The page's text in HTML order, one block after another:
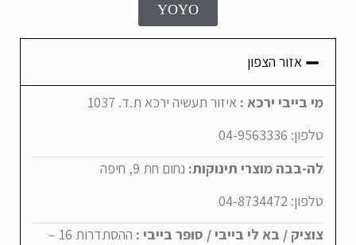
YOYO
אזור הצפון
מי בייבי ירכא : איזור תעשיה ירכא ת.ד. 1037
טלפון: 04-9563336
לה-בבה מוצרי תינוקות: נחום חת 9, חיפה
טלפון: 04-8734472
צוציק / בא לי בייבי / סופר בייבי :
ההסתדרות 16 –